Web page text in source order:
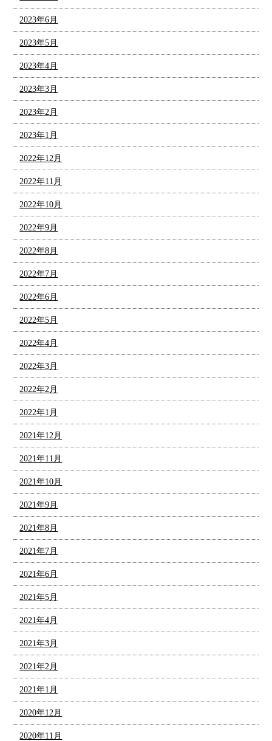
2023年6月
2023年5月
2023年4月
2023年3月
2023年2月
2023年1月
2022年12月
2022年11月
2022年10月
2022年9月
2022年8月
2022年7月
2022年6月
2022年5月
2022年4月
2022年3月
2022年2月
2022年1月
2021年12月
2021年11月
2021年10月
2021年9月
2021年8月
2021年7月
2021年6月
2021年5月
2021年4月
2021年3月
2021年2月
2021年1月
2020年12月
2020年11月